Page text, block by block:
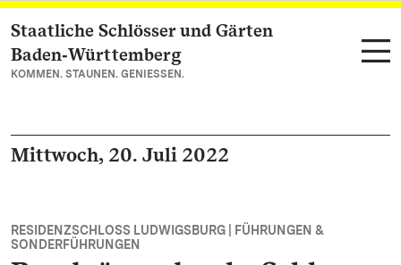
Zum Hauptinhalt springen
Staatliche Schlösser und Gärten
Baden‑Württemberg
KOMMEN. STAUNEN. GENIESSEN.
Mittwoch, 20. Juli 2022
RESIDENZSCHLOSS LUDWIGSBURG | FÜHRUNGEN &
SONDERFÜHRUNGEN